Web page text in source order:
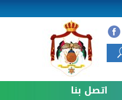
اتصل بنا